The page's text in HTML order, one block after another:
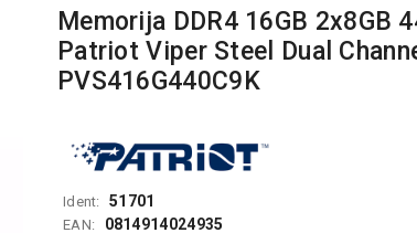
Memorija DDR4 16GB 2x8GB
Patriot Viper Steel Dual
PVS416G440C9K
Ident: 51701
EAN: 0814914024935